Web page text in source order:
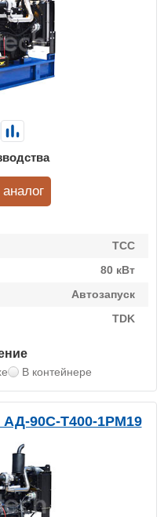
ТСС
80 кВт
Автозапуск
TDK
В контейнере
АД-90С-Т400-1РМ19